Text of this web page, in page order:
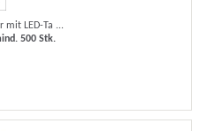
mit LED-Ta ...
500 Stk.